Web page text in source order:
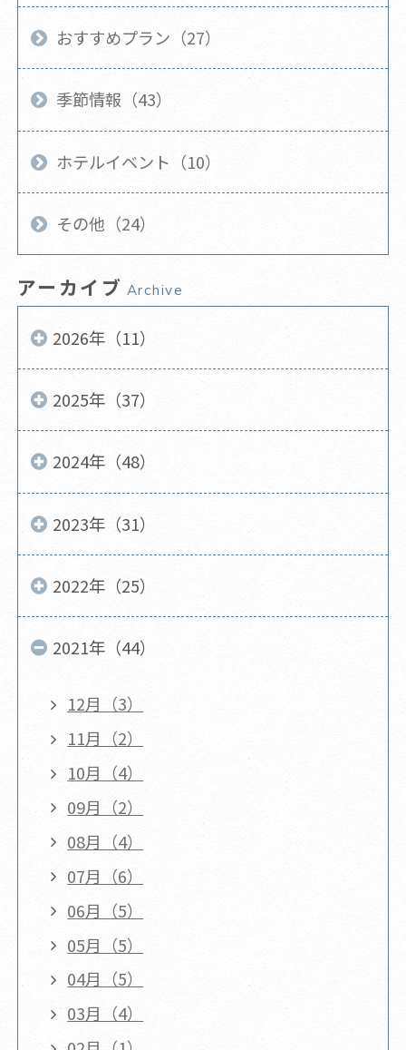
おすすめプラン（27）
季節情報（43）
ホテルイベント（10）
その他（24）
アーカイブ Archive
2026年（11）
2025年（37）
2024年（48）
2023年（31）
2022年（25）
2021年（44）
12月（3）
11月（2）
10月（4）
09月（2）
08月（4）
07月（6）
06月（5）
05月（5）
04月（5）
03月（4）